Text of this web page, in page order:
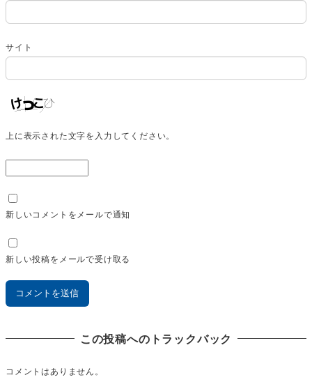
サイト
上に表示された文字を入力してください。
新しいコメントをメールで通知
新しい投稿をメールで受け取る
この投稿へのトラックバック
コメントはありません。